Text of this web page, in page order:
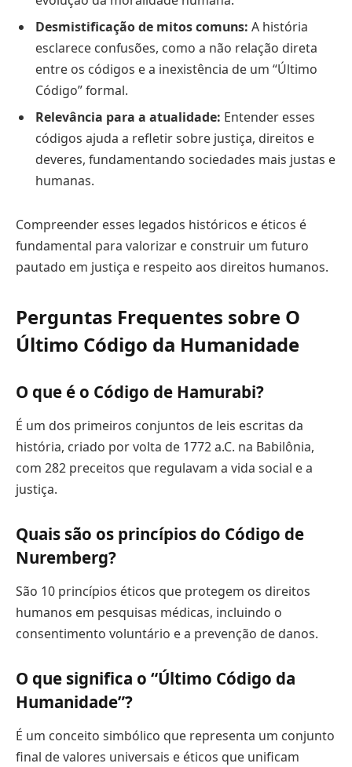
Desmistificação de mitos comuns: A história
esclarece confusões, como a não relação direta
entre os códigos e a inexistência de um “Último
Código” formal.
Relevância para a atualidade: Entender esses
códigos ajuda a refletir sobre justiça, direitos e
deveres, fundamentando sociedades mais justas e
humanas.
Compreender esses legados históricos e éticos é
fundamental para valorizar e construir um futuro
pautado em justiça e respeito aos direitos humanos.
Perguntas Frequentes sobre O
Último Código da Humanidade
O que é o Código de Hamurabi?
É um dos primeiros conjuntos de leis escritas da
história, criado por volta de 1772 a.C. na Babilônia,
com 282 preceitos que regulavam a vida social e a
justiça.
Quais são os princípios do Código de
Nuremberg?
São 10 princípios éticos que protegem os direitos
humanos em pesquisas médicas, incluindo o
consentimento voluntário e a prevenção de danos.
O que significa o “Último Código da
Humanidade”?
É um conceito simbólico que representa um conjunto
final de valores universais e éticos que unificam